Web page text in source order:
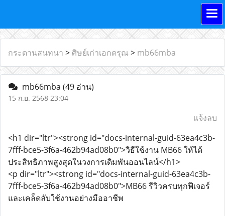
กระดานสนทนา > ศิษย์เก่าเอกดรุณ > mb66mba
mb66mba (49 อ่าน)
15 ก.ย. 2568 23:04
แจ้งลบ
<h1 dir="ltr"><strong id="docs-internal-guid-63ea4c3b-
7fff-bce5-3f6a-462b94ad08b0">วิธีใช้งาน MB66 ให้ได้
ประสิทธิภาพสูงสุดในวงการเดิมพันออนไลน์</h1>
<p dir="ltr"><strong id="docs-internal-guid-63ea4c3b-
7fff-bce5-3f6a-462b94ad08b0">MB66 รีวิวครบทุกฟีเจอร์
และเคล็ดลับใช้งานอย่างมืออาชีพ